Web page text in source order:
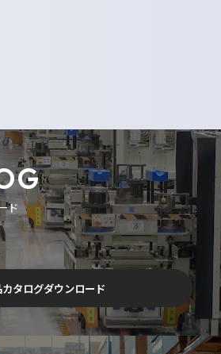
ド
タログダウンロード